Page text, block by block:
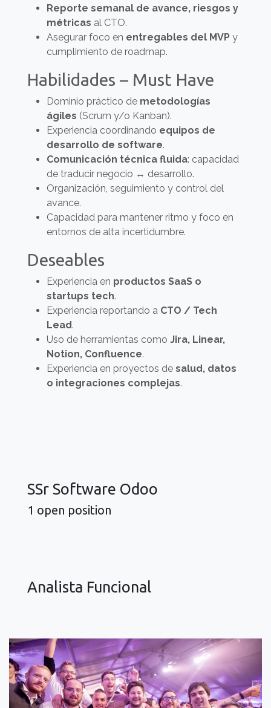
Reporte semanal de avance, riesgos y
métricas al CTO.
Asegurar foco en entregables del MVP y
cumplimiento de roadmap.
Habilidades – Must Have
Dominio práctico de metodologías
ágiles (Scrum y/o Kanban).
Experiencia coordinando equipos de
desarrollo de software.
Comunicación técnica fluida: capacidad
de traducir negocio ↔ desarrollo.
Organización, seguimiento y control del
avance.
Capacidad para mantener ritmo y foco en
entornos de alta incertidumbre.
Deseables
Experiencia en productos SaaS o
startups tech.
Experiencia reportando a CTO / Tech
Lead.
Uso de herramientas como Jira, Linear,
Notion, Confluence.
Experiencia en proyectos de salud, datos
o integraciones complejas.
SSr Software Odoo
1 open position
Analista Funcional